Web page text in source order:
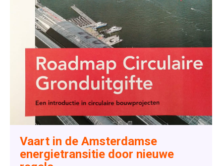
Vaart in de Amsterdamse
energietransitie door nieuwe